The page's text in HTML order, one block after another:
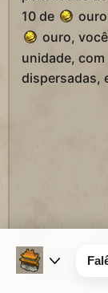
10 de
ouro,
unidade,
dispersadas,